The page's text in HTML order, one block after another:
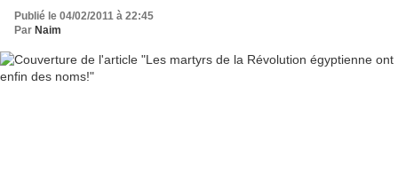
Publié le 04/02/2011 à 22:45
Par Naim